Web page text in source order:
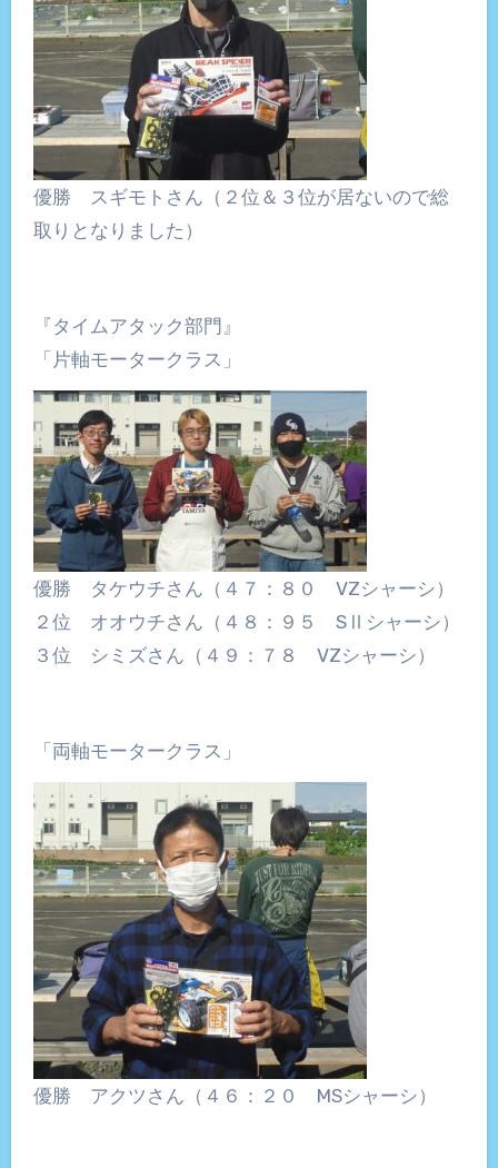
優勝 スギモトさん（２位＆３位が居ないので総
取りとなりました）
『タイムアタック部門』
「片軸モータークラス」
優勝 タケウチさん（４７：８０ VZシャーシ）
２位 オオウチさん（４８：９５ SⅡシャーシ）
３位 シミズさん（４９：７８ VZシャーシ）
「両軸モータークラス」
優勝 アクツさん（４６：２０ MSシャーシ）